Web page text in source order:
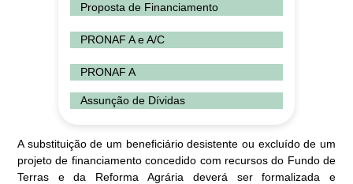
Proposta de Financiamento
PRONAF A e A/C
PRONAF A
Assunção de Dívidas
A substituição de um beneficiário desistente ou excluído de um
projeto de financiamento concedido com recursos do Fundo de
Terras e da Reforma Agrária deverá ser formalizada e